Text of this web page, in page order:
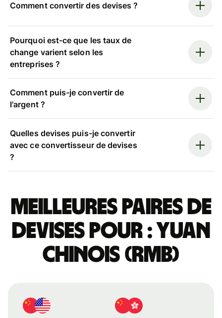
Comment convertir des devises ?
Pourquoi est-ce que les taux de
change varient selon les
entreprises ?
Comment puis-je convertir de
l'argent ?
Quelles devises puis-je convertir
avec ce convertisseur de devises
?
Meilleures paires de
devises pour : yuan
chinois (RMB)